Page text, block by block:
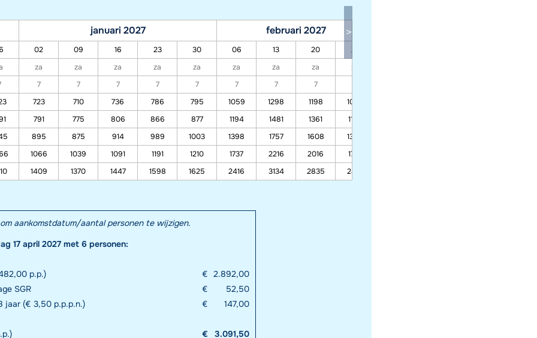
januari 2027 februari 2027
02 09 16 23 30 06 13 20 27
za za za za za za za za za
7 7 7 7 7 7 7 7
723 710 736 786 795 1059 1298 1198 1059
791 775 806 866 877 1194 1481 1361 1194
895 875 914 989 1003 1398 1757 1608 1398
1066 1039 1091 1191 1210 1737 2216 2016 1737
1409 1370 1447 1598 1625 2416 3134 2835 2416
aankomstdatum/aantal personen te wijzigen.
17 april 2027 met 6 personen:
p.p.) € 2.892,00
SGR €
52,50
jaar (€ 3,50 p.p.p.n.) € 147,00
€ 3.091,50